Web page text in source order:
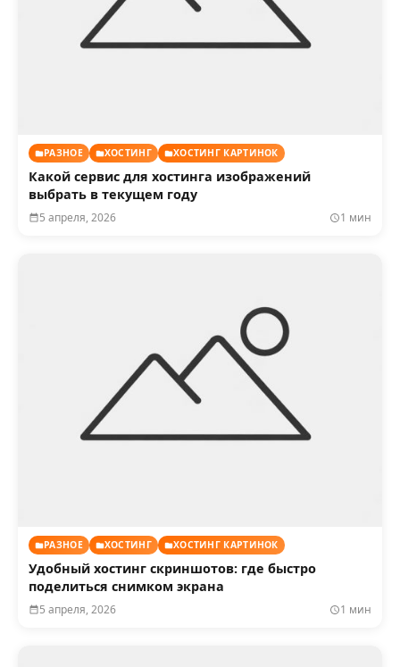
РАЗНОЕ ХОСТИНГ ХОСТИНГ КАРТИНОК
Какой сервис для хостинга изображений
выбрать в текущем году
5 апреля, 2026 1 мин
РАЗНОЕ ХОСТИНГ ХОСТИНГ КАРТИНОК
Удобный хостинг скриншотов: где быстро
поделиться снимком экрана
5 апреля, 2026 1 мин